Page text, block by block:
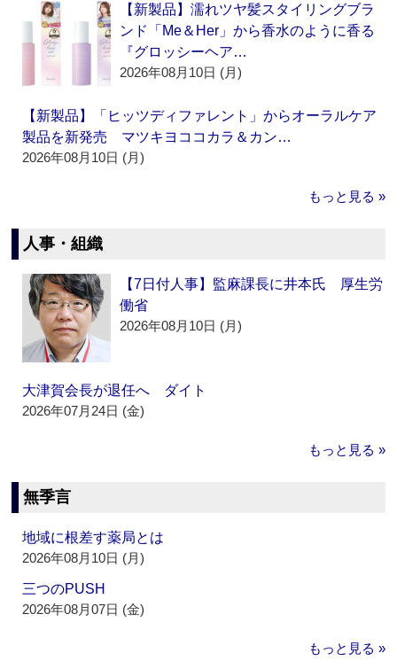
【新製品】濡れツヤ髪スタイリングブラ
ンド「Me＆Her」から香水のように香る
『グロッシーヘア…
2026年08月10日 (月)
【新製品】「ヒッツディファレント」からオーラルケア
製品を新発売 マツキヨココカラ＆カン…
2026年08月10日 (月)
もっと見る »
人事・組織
【7日付人事】監麻課長に井本氏 厚生労
働省
2026年08月10日 (月)
大津賀会長が退任へ ダイト
2026年07月24日 (金)
もっと見る »
無季言
地域に根差す薬局とは
2026年08月10日 (月)
三つのPUSH
2026年08月07日 (金)
もっと見る »